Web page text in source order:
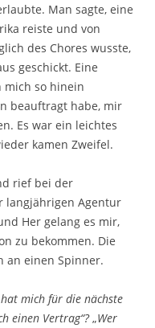
Man sagte, eine
reiste und von
des Chores wusste,
geschickt. Eine
mich so hinein
beauftragt habe, mir
Es war ein leichtes
kamen Zweifel.
rief bei der
langjährigen Agentur
Her gelang es mir,
zu bekommen. Die
an einen Spinner.
mich für die nächste
einen Vertrag“?„Wer